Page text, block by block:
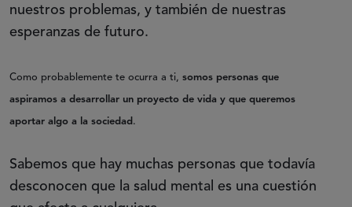
nuestros problemas, y también de nuestras
esperanzas de futuro.
Como probablemente te ocurra a ti, somos personas que
aspiramos a desarrollar un proyecto de vida y que queremos
aportar algo a la sociedad .
Sabemos que hay muchas personas que todavía
desconocen que la salud mental es una cuestión